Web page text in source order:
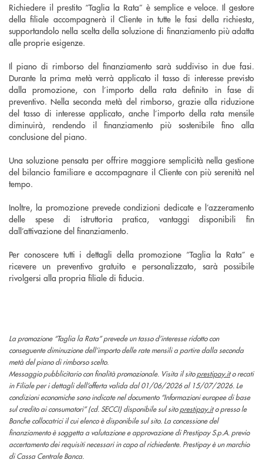
Richiedere il prestito “Taglia la Rata” è semplice e veloce. Il gestore
della filiale accompagnerà il Cliente in tutte le fasi della richiesta,
supportandolo nella scelta della soluzione di finanziamento più adatta
alle proprie esigenze.
Il piano di rimborso del finanziamento sarà suddiviso in due fasi.
Durante la prima metà verrà applicato il tasso di interesse previsto
dalla promozione, con l’importo della rata definito in fase di
preventivo. Nella seconda metà del rimborso, grazie alla riduzione
del tasso di interesse applicato, anche l’importo della rata mensile
diminuirà, rendendo il finanziamento più sostenibile fino alla
conclusione del piano.
Una soluzione pensata per offrire maggiore semplicità nella gestione
del bilancio familiare e accompagnare il Cliente con più serenità nel
tempo.
Inoltre, la promozione prevede condizioni dedicate e l’azzeramento
delle spese di istruttoria pratica, vantaggi disponibili fin
dall’attivazione del finanziamento.
Per conoscere tutti i dettagli della promozione “Taglia la Rata” e
ricevere un preventivo gratuito e personalizzato, sarà possibile
rivolgersi alla propria filiale di fiducia.
La promozione “Taglia la Rata” prevede un tasso d’interesse ridotto con
conseguente diminuzione dell’importo delle rate mensili a partire dalla seconda
metà del piano di rimborso scelto.
Messaggio pubblicitario con finalità promozionale. Visita il sitoprestipay.ito recati
in Filiale per i dettagli dell’offerta valida dal 01/06/2026 al 15/07/2026. Le
condizioni economiche sono indicate nel documento “Informazioni europee di base
sul credito ai consumatori” (cd. SECCI) disponibile sul sitoprestipay.ito presso le
Banche collocatrici il cui elenco è disponibile sul sito. La concessione del
finanziamento è soggetta a valutazione e approvazione di Prestipay S.p.A. previo
accertamento dei requisiti necessari in capo al richiedente. Prestipay è un marchio
di Cassa Centrale Banca.